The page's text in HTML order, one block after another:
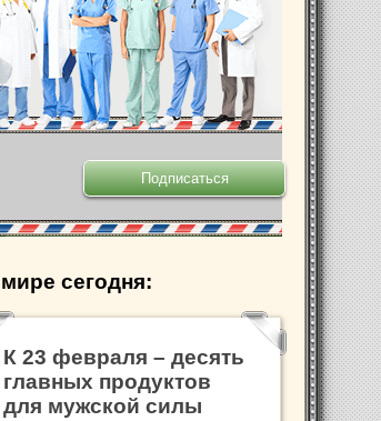
сегодня:
К 23 февраля – десять
главных продуктов
для мужской силы